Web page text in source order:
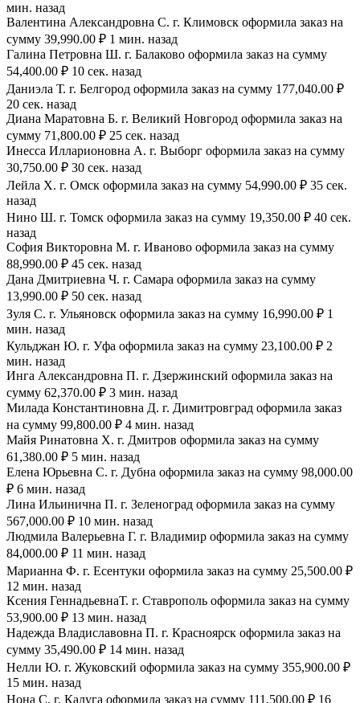
мин. назад
Валентина Александровна С. г. Климовск оформила заказ на
сумму 39,990.00 ₽ 1 мин. назад
Галина Петровна Ш. г. Балаково оформила заказ на сумму
54,400.00 ₽ 10 сек. назад
Даниэла Т. г. Белгород оформила заказ на сумму 177,040.00 ₽
20 сек. назад
Диана Маратовна Б. г. Великий Новгород оформила заказ на
сумму 71,800.00 ₽ 25 сек. назад
Инесса Илларионовна А. г. Выборг оформила заказ на сумму
30,750.00 ₽ 30 сек. назад
Лейла Х. г. Омск оформила заказ на сумму 54,990.00 ₽ 35 сек.
назад
Нино Ш. г. Томск оформила заказ на сумму 19,350.00 ₽ 40 сек.
назад
София Викторовна М. г. Иваново оформила заказ на сумму
88,990.00 ₽ 45 сек. назад
Дана Дмитриевна Ч. г. Самара оформила заказ на сумму
13,990.00 ₽ 50 сек. назад
Зуля С. г. Ульяновск оформила заказ на сумму 16,990.00 ₽ 1
мин. назад
Кульджан Ю. г. Уфа оформила заказ на сумму 23,100.00 ₽ 2
мин. назад
Инга Александровна П. г. Дзержинский оформила заказ на
сумму 62,370.00 ₽ 3 мин. назад
Милада Константиновна Д. г. Димитровград оформила заказ
на сумму 99,800.00 ₽ 4 мин. назад
Майя Ринатовна Х. г. Дмитров оформила заказ на сумму
61,380.00 ₽ 5 мин. назад
Елена Юрьевна С. г. Дубна оформила заказ на сумму 98,000.00
₽ 6 мин. назад
Лина Ильинична П. г. Зеленоград оформила заказ на сумму
567,000.00 ₽ 10 мин. назад
Людмила Валерьевна Г. г. Владимир оформила заказ на сумму
84,000.00 ₽ 11 мин. назад
Марианна Ф. г. Есентуки оформила заказ на сумму 25,500.00 ₽
12 мин. назад
Ксения ГеннадьевнаТ. г. Ставрополь оформила заказ на сумму
53,900.00 ₽ 13 мин. назад
Надежда Владиславовна П. г. Красноярск оформила заказ на
сумму 35,490.00 ₽ 14 мин. назад
Нелли Ю. г. Жуковский оформила заказ на сумму 355,900.00 ₽
15 мин. назад
Нона С. г. Калуга оформила заказ на сумму 111,500.00 ₽ 16